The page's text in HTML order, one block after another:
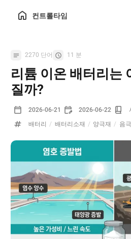
컨트롤타임
2270 단어 11 분
리튬 이온 배터리는
질까?
2026-06-21 2026-06-22
배터리 / 배터리소재 / 양극재 / 음